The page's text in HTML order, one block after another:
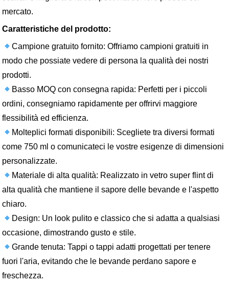
mercato.
Caratteristiche del prodotto:
Campione gratuito fornito: Offriamo campioni gratuiti in
modo che possiate vedere di persona la qualità dei nostri
prodotti.
Basso MOQ con consegna rapida: Perfetti per i piccoli
ordini, consegniamo rapidamente per offrirvi maggiore
flessibilità ed efficienza.
Molteplici formati disponibili: Scegliete tra diversi formati
come 750 ml o comunicateci le vostre esigenze di dimensioni
personalizzate.
Materiale di alta qualità: Realizzato in vetro super flint di
alta qualità che mantiene il sapore delle bevande e l'aspetto
chiaro.
Design: Un look pulito e classico che si adatta a qualsiasi
occasione, dimostrando gusto e stile.
Grande tenuta: Tappi o tappi adatti progettati per tenere
fuori l'aria, evitando che le bevande perdano sapore e
freschezza.